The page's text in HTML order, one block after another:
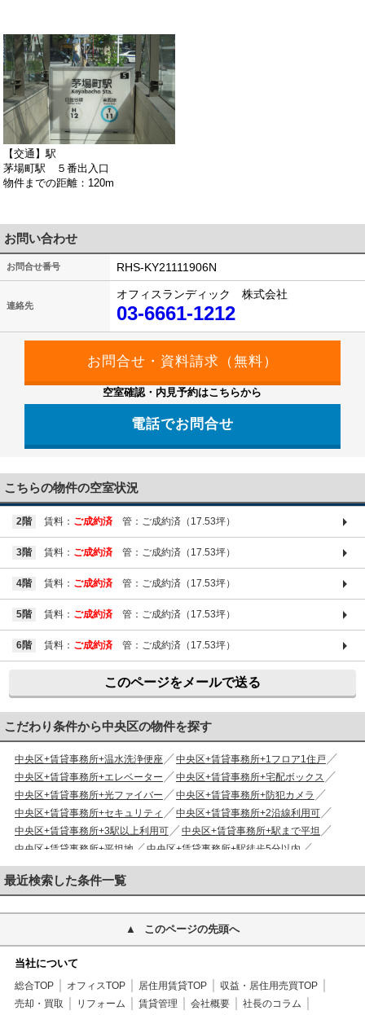
【交通】駅
茅場町駅 ５番出入口
物件までの距離：120m
お問い合わせ
お問合せ番号 RHS-KY21111906N
連絡先
オフィスランディック 株式会社
03-6661-1212
空室確認・内見予約はこちらから
電話でお問合せ
こちらの物件の空室状況
2階 賃料： ご成約済 管：ご成約済（17.53坪）
3階 賃料： ご成約済 管：ご成約済（17.53坪）
4階 賃料： ご成約済 管：ご成約済（17.53坪）
5階 賃料： ご成約済 管：ご成約済（17.53坪）
6階 賃料： ご成約済 管：ご成約済（17.53坪）
このページをメールで送る
こだわり条件から中央区の物件を探す
中央区+賃貸事務所+温水洗浄便座
中央区+賃貸事務所+1フロア1住戸
中央区+賃貸事務所+エレベーター
中央区+賃貸事務所+宅配ボックス
中央区+賃貸事務所+光ファイバー
中央区+賃貸事務所+防犯カメラ
中央区+賃貸事務所+セキュリティ
中央区+賃貸事務所+2沿線利用可
中央区+賃貸事務所+3駅以上利用可
中央区+賃貸事務所+駅まで平坦
中央区+賃貸事務所+平坦地
中央区+賃貸事務所+駅徒歩5分以内
中央区+賃貸事務所+即入居可
中央区+賃貸事務所+築2年以内
中央区+賃貸事務所+ＯＡフロア
中央区+賃貸事務所+男女別トイレ
最近検索した条件一覧
このページの先頭へ
当社について
総合TOP オフィスTOP 居住用賃貸TOP
収益・居住用売買TOP
売却・買取
リフォーム 賃貸管理 会社概要
社長のコラム